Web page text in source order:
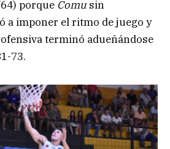
porque Comu sin
a imponer el ritmo de juego y
terminó adueñándose
73.